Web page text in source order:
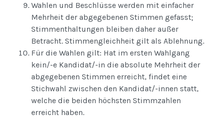
Wahlen und Beschlüsse werden mit einfacher
Mehrheit der abgegebenen Stimmen gefasst;
Stimmenthaltungen bleiben daher außer
Betracht. Stimmengleichheit gilt als Ablehnung.
Für die Wahlen gilt: Hat im ersten Wahlgang
kein/-e Kandidat/-in die absolute Mehrheit der
abgegebenen Stimmen erreicht, findet eine
Stichwahl zwischen den Kandidat/-innen statt,
welche die beiden höchsten Stimmzahlen
erreicht haben.